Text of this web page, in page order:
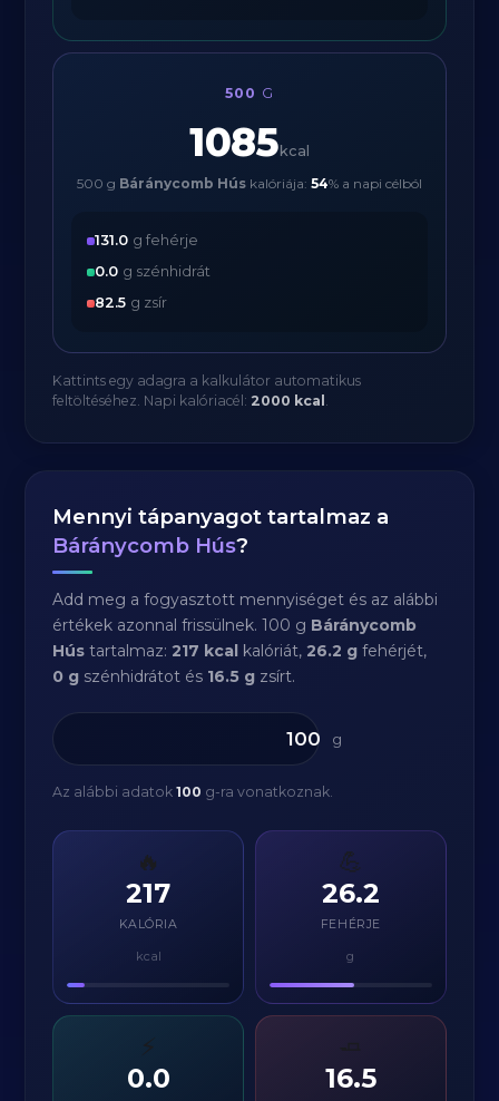
500 G
1085 kcal
500 g Báránycomb Hús kalóriája: 54% a napi célból
131.0 g fehérje
0.0 g szénhidrát
82.5 g zsír
Kattints egy adagra a kalkulátor automatikus
feltöltéséhez. Napi kalóriacél: 2000 kcal .
Mennyi tápanyagot tartalmaz a
Báránycomb Hús?
Add meg a fogyasztott mennyiséget és az alábbi
értékek azonnal frissülnek. 100 g Báránycomb
Hús tartalmaz:217 kcal kalóriát,26.2 g fehérjét,
0 g szénhidrátot és 16.5 g zsírt.
g
Az alábbi adatok100 g-ra vonatkoznak.
🔥
217
KALÓRIA
kcal
💪
26.2
FEHÉRJE
g
⚡
0.0 16.5